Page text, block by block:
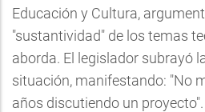
Educación y Cultura,
"sustantividad" de los temas
aborda. El legislador subrayó
situación, manifestando: "No
años discutiendo un proyecto".